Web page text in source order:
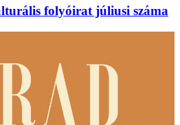
folyóirat júliusi száma